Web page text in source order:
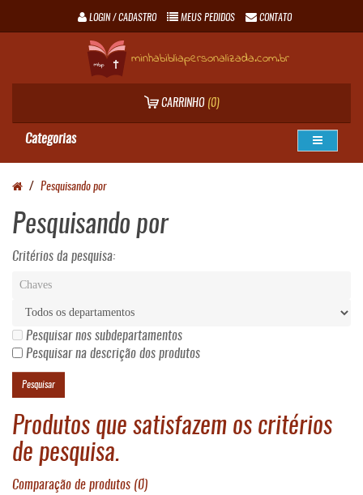
LOGIN / CADASTRO MEUS PEDIDOS CONTATO
minhabibliapersonalizada.com.br
CARRINHO (0)
Categorias
Pesquisando por
Pesquisando por
Critérios da pesquisa:
Pesquisar nos subdepartamentos
Pesquisar na descrição dos produtos
Produtos que satisfazem os critérios
de pesquisa.
Comparação de produtos (0)